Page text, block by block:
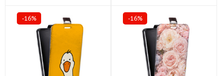
-16% -16%